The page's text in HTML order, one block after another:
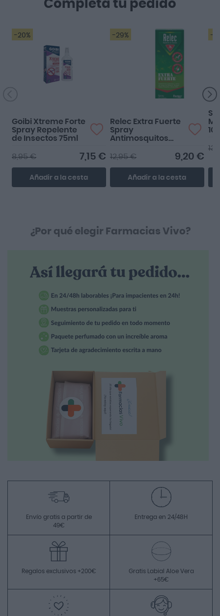
Completa tu pedido
-20%
Funciona perfecto!
Goibi Xtreme Forte
Spray Repelente
de Insectos 75ml
7,15 €
8,95 €
Añadir a la cesta
-29%
Muy bien
Relec Extra Fuerte
Spray
Antimosquitos
9,20 €
12,95 €
Añadir a la cesta
-
10
¿Por qué elegir Farmacias Vivo?
Envío gratis a partir de
49€
Entrega en 24/48H
Regalos exclusivos +200€
Gratis Labial Aloe Vera
+65€